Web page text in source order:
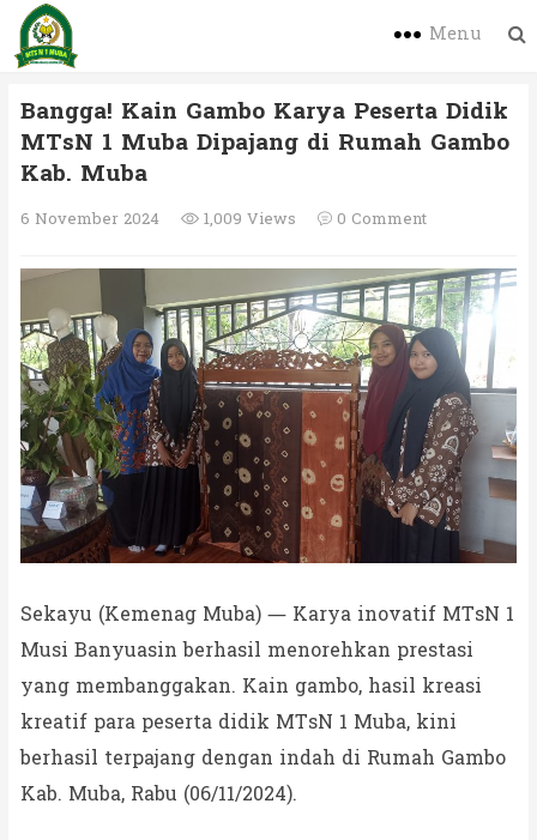
Menu
Bangga! Kain Gambo Karya Peserta Didik
MTsN 1 Muba Dipajang di Rumah Gambo
Kab. Muba
6 November 2024 1,009 Views 0 Comment
Sekayu (Kemenag Muba) — Karya inovatif MTsN 1
Musi Banyuasin berhasil menorehkan prestasi
yang membanggakan. Kain gambo, hasil kreasi
kreatif para peserta didik MTsN 1 Muba, kini
berhasil terpajang dengan indah di Rumah Gambo
Kab. Muba, Rabu (06/11/2024).